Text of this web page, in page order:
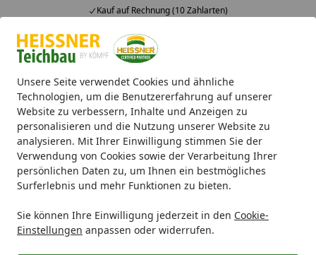
Unsere Seite verwendet Cookies und ähnliche
Technologien, um die Benutzererfahrung auf unserer
Website zu verbessern, Inhalte und Anzeigen zu
personalisieren und die Nutzung unserer Website zu
analysieren. Mit Ihrer Einwilligung stimmen Sie der
Verwendung von Cookies sowie der Verarbeitung Ihrer
persönlichen Daten zu, um Ihnen ein bestmögliches
Surferlebnis und mehr Funktionen zu bieten.
Sie können Ihre Einwilligung jederzeit in den Cookie-
Einstellungen anpassen oder widerrufen.
Kauf auf Rechnung (10 Zahlarten)
Alle Produkte
Mein Konto
Suchen
Startseite
Sponsor: DHB
Ein starkes Team: Die KÖMPF
Onlineshops und die Deutsche
Handball Nationalmannschaft